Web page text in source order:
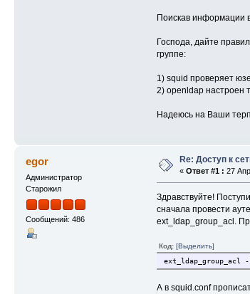
Поискав информации
Господа, дайте
группе:
1) squid проверяет
2) openldap настроен
Надеюсь на Ваши
egor
Администратор
Старожил
Сообщений: 486
Re: Доступ к
« Ответ #1 : 27
Здравствуйте!
сначала провести
ext_ldap_group_acl.
Код: [Выделить]
ext_ldap_group_acl -b
А в squid.conf